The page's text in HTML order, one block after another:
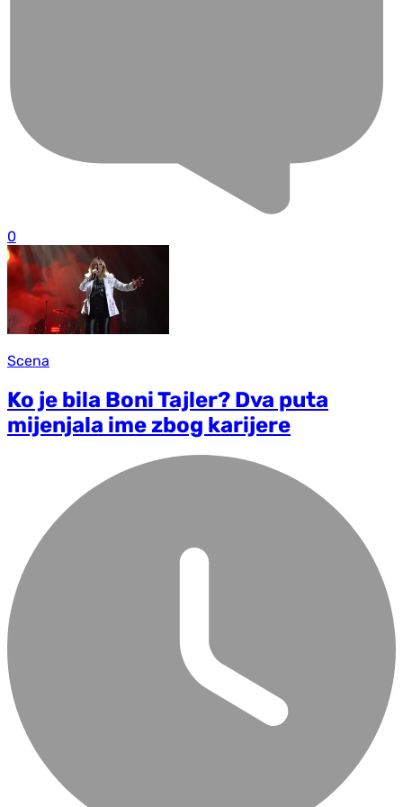
0
Scena
Ko je bila Boni Tajler? Dva puta
mijenjala ime zbog karijere